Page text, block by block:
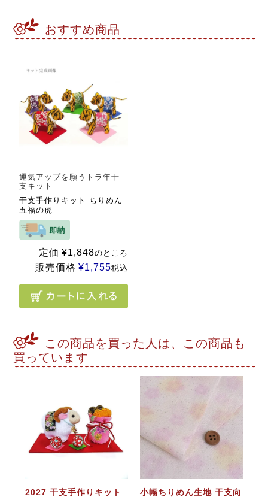
おすすめ商品
運気アップを願うトラ年干
支キット
干支手作りキット ちりめん
五福の虎
定価 ¥1,848のところ
販売価格 ¥1,755税込
この商品を買った人は、この商品も
買っています
2027 干支手作りキット
小幅ちりめん生地 干支向